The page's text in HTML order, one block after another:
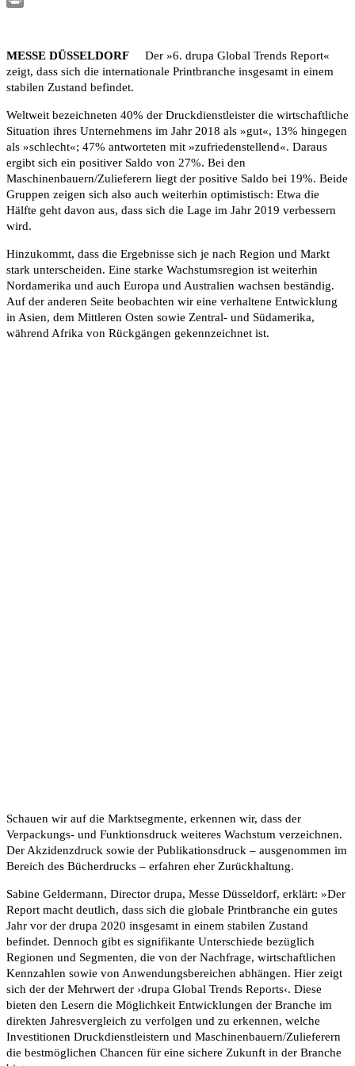
MESSE DÜSSELDORF Der »6. drupa Global Trends Report«
zeigt, dass sich die internationale Printbranche insgesamt in einem
stabilen Zustand befindet.
Weltweit bezeichneten 40% der Druckdienstleister die wirtschaftliche
Situation ihres Unternehmens im Jahr 2018 als »gut«, 13% hingegen
als »schlecht«; 47% antworteten mit »zufriedenstellend«. Daraus
ergibt sich ein positiver Saldo von 27%. Bei den
Maschinenbauern/Zulieferern liegt der positive Saldo bei 19%. Beide
Gruppen zeigen sich also auch weiterhin optimistisch: Etwa die
Hälfte geht davon aus, dass sich die Lage im Jahr 2019 verbessern
wird.
Hinzukommt, dass die Ergebnisse sich je nach Region und Markt
stark unterscheiden. Eine starke Wachstumsregion ist weiterhin
Nordamerika und auch Europa und Australien wachsen beständig.
Auf der anderen Seite beobachten wir eine verhaltene Entwicklung
in Asien, dem Mittleren Osten sowie Zentral- und Südamerika,
während Afrika von Rückgängen gekennzeichnet ist.
Schauen wir auf die Marktsegmente, erkennen wir, dass der
Verpackungs- und Funktionsdruck weiteres Wachstum verzeichnen.
Der Akzidenzdruck sowie der Publikationsdruck – ausgenommen im
Bereich des Bücherdrucks – erfahren eher Zurückhaltung.
Sabine Geldermann, Director drupa, Messe Düsseldorf, erklärt: »Der
Report macht deutlich, dass sich die globale Printbranche ein gutes
Jahr vor der drupa 2020 insgesamt in einem stabilen Zustand
befindet. Dennoch gibt es signifikante Unterschiede bezüglich
Regionen und Segmenten, die von der Nachfrage, wirtschaftlichen
Kennzahlen sowie von Anwendungsbereichen abhängen. Hier zeigt
sich der der Mehrwert der ›drupa Global Trends Reports‹. Diese
bieten den Lesern die Möglichkeit Entwicklungen der Branche im
direkten Jahresvergleich zu verfolgen und zu erkennen, welche
Investitionen Druckdienstleistern und Maschinenbauern/Zulieferern
die bestmöglichen Chancen für eine sichere Zukunft in der Branche